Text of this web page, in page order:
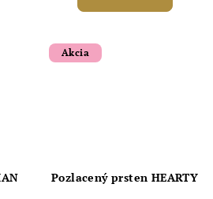
Akcia
Pozlacený prsten HEARTY